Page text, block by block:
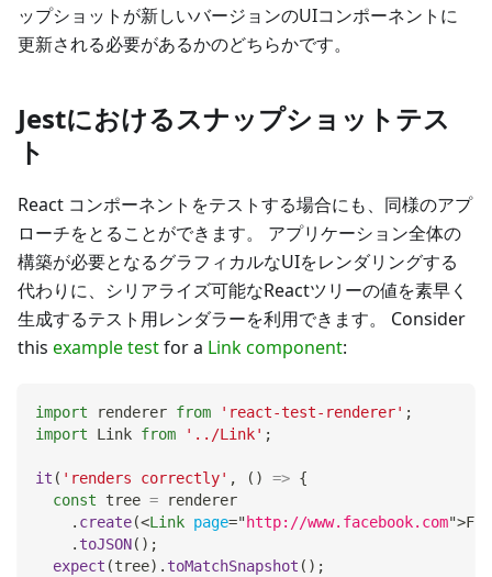
ップショットが新しいバージョンのUIコンポーネントに
更新される必要があるかのどちらかです。
Jestにおけるスナップショットテス
ト
React コンポーネントをテストする場合にも、同様のアプ
ローチをとることができます。 アプリケーション全体の
構築が必要となるグラフィカルなUIをレンダリングする
代わりに、シリアライズ可能なReactツリーの値を素早く
生成するテスト用レンダラーを利用できます。 Consider
this example testfor a Link component:
import renderer from 'react-test-renderer' ;
import
Link from '../Link' ;
it ( 'renders correctly' , ( ) => {
const tree = renderer
. create(<Link page="http://www.facebook.com">
. toJSON( ) ;
expect (tree) . toMatchSnapshot ( ) ;